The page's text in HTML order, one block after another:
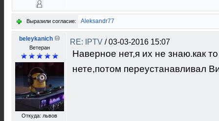
Выразили согласие: Aleksandr77
beleykanich
Ветеран
Откуда: львов
RE: IPTV /03-03-2016 15:07
Наверное нет,я их не знаю.как
нете,потом переустанавливал